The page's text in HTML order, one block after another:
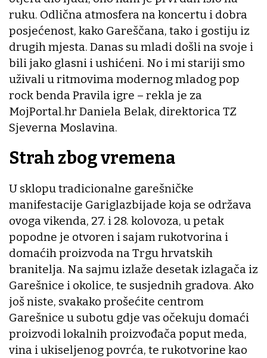
ruku. Odlična atmosfera na koncertu i dobra
posjećenost, kako Gareščana, tako i gostiju iz
drugih mjesta. Danas su mladi došli na svoje i
bili jako glasni i ushićeni. No i mi stariji smo
uživali u ritmovima modernog mladog pop
rock benda Pravila igre – rekla je za
MojPortal.hr Daniela Belak, direktorica TZ
Sjeverna Moslavina.
Strah zbog vremena
U sklopu tradicionalne garešničke
manifestacije Gariglazbijade koja se održava
ovoga vikenda, 27. i 28. kolovoza, u petak
popodne je otvoren i sajam rukotvorina i
domaćih proizvoda na Trgu hrvatskih
branitelja. Na sajmu izlaže desetak izlagača iz
Garešnice i okolice, te susjednih gradova. Ako
još niste, svakako prošećite centrom
Garešnice u subotu gdje vas očekuju domaći
proizvodi lokalnih proizvođača poput meda,
vina i ukiseljenog povrća, te rukotvorine kao